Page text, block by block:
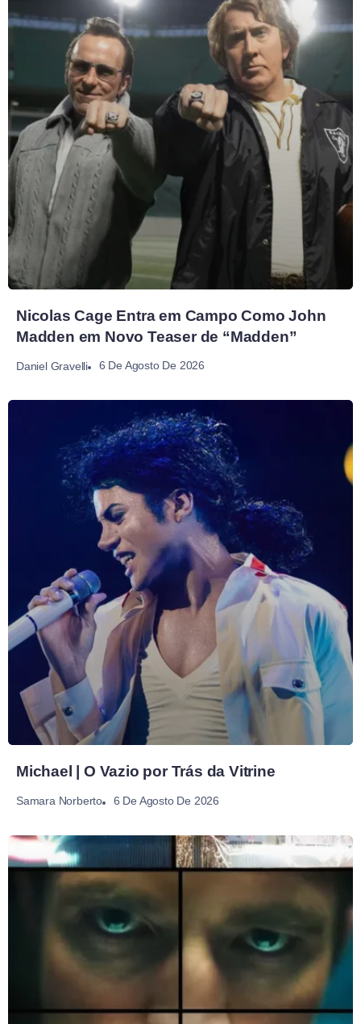
Nicolas Cage Entra em Campo Como John
Madden em Novo Teaser de “Madden”
Daniel Gravelli 6 De Agosto De 2026
Michael | O Vazio por Trás da Vitrine
Samara Norberto 6 De Agosto De 2026